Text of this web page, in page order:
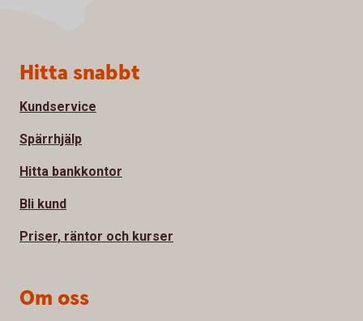
Sidfot
Hitta snabbt
Kundservice
Spärrhjälp
Hitta bankkontor
Bli kund
Priser, räntor och kurser
Om oss